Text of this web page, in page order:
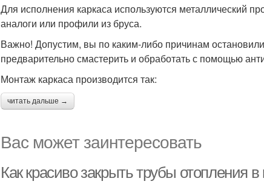
Для исполнения каркаса используются металлический
аналоги или профили из бруса.
Важно! Допустим, вы по каким-либо причинам
предварительно смастерить и обработать с помощью
Монтаж каркаса производится так:
читать дальше →
Вас может заинтересовать
Как красиво закрыть трубы отопления